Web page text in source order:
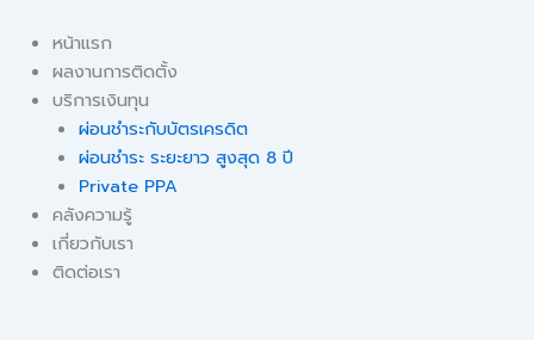
content
หน้าแรก
ผลงานการติดตั้ง
บริการเงินทุน
ผ่อนชำระกับบัตรเครดิต
ผ่อนชำระ ระยะยาว สูงสุด 8 ปี
Private PPA
คลังความรู้
เกี่ยวกับเรา
ติดต่อเรา